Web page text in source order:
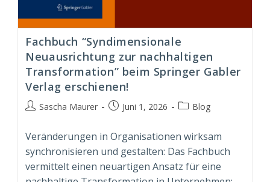
Fachbuch “Syndimensionale
Neuausrichtung zur nachhaltigen
Transformation” beim Springer Gabler
Verlag erschienen!
Beitrags-
Sascha Maurer
BeitragJuni 1, 2026
Beitrags-
Blog
Veränderungen in Organisationen wirksam
synchronisieren und gestalten: Das Fachbuch
vermittelt einen neuartigen Ansatz für eine